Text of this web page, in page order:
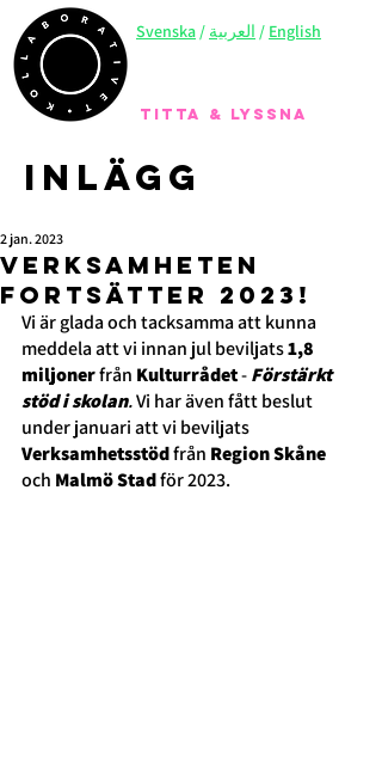
TITTA & LYSSNA
Svenska / العربية / English
Inlägg
Verksamheten
fortsätter 2023!
2 jan. 2023
Vi är glada och tacksamma att kunna
meddela att vi innan jul beviljats 1,8
miljoner från Kulturrådet - Förstärkt
stöd i skolan. Vi har även fått beslut
under januari att vi beviljats
Verksamhetsstöd från Region Skåne
och Malmö Stad för 2023.